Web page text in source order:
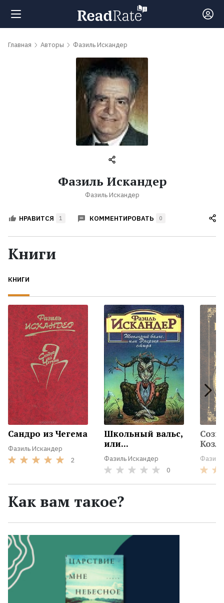
Поиск
обсуждаемые
Авторы
Жанры
Экранизации
Коллекции
Главная Авторы Фазиль Искандер
Фазиль Искандер
Фазиль Искандер
НРАВИТСЯ 1 КОММЕНТИРОВАТЬ 0
Книги
КНИГИ
Сандро из Чегема
Фазиль Искандер
2
Школьный вальс,
или...
Фазиль Искандер
0
Как вам такое?